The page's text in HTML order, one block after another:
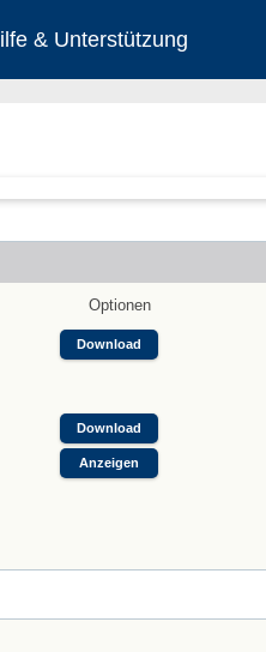
& Unterstützung
Optionen
Download
Download
Anzeigen